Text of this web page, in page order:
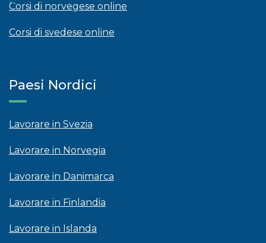
Corsi di norvegese online
Corsi di svedese online
Paesi Nordici
Lavorare in Svezia
Lavorare in Norvegia
Lavorare in Danimarca
Lavorare in Finlandia
Lavorare in Islanda